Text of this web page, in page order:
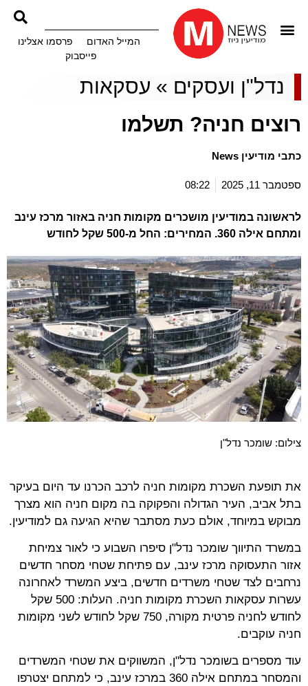
המייל האדום
פרסמו אצלינו
פייסבוק
נדל"ן ועסקים » עסקאות
רוצים חניה? תשלמו
כתבי מודיעין News
ספטמבר 11, 2025 08:22
לראשונה במודיעין מושכרים מקומות חניה באזור מרכז עינב
ומתחם אילה 360. המחירים: החל מ-500 שקל לחודש
צילום: שומכר נדל"ן
את תופעת השכרת מקומות חניה לרכב הכרנו עד היום בעיקר
בתל אביב, העיר הגדולה והפקוקה בה מקום חניה הוא מצרך
מבוקש במיוחד, אולם כעת מסתבר שהיא הגיעה גם למודיעין.
במשרד התיווך שומכר נדל"ן סיפרו השבוע כי לאור צמיחת
אזור התעסוקה מרכז עינב, עם פתיחת שטחי מסחר חדשים
נרחבים לצד שטחי משרדים חדשים, ביצע המשרד לאחרונה
עשרות עסקאות השכרת מקומות חניה. העלות: 500 שקל
לחודש לחניה פרטית מקורה, 750 שקל לחודש לשני מקומות
חניה עוקבים.
עוד מספרים בשומכר נדל"ן, המשווקים את שטחי המשרדים
והמסחר במתחם אילה 360 במרכז עינב, כי למתחם יצטרפו